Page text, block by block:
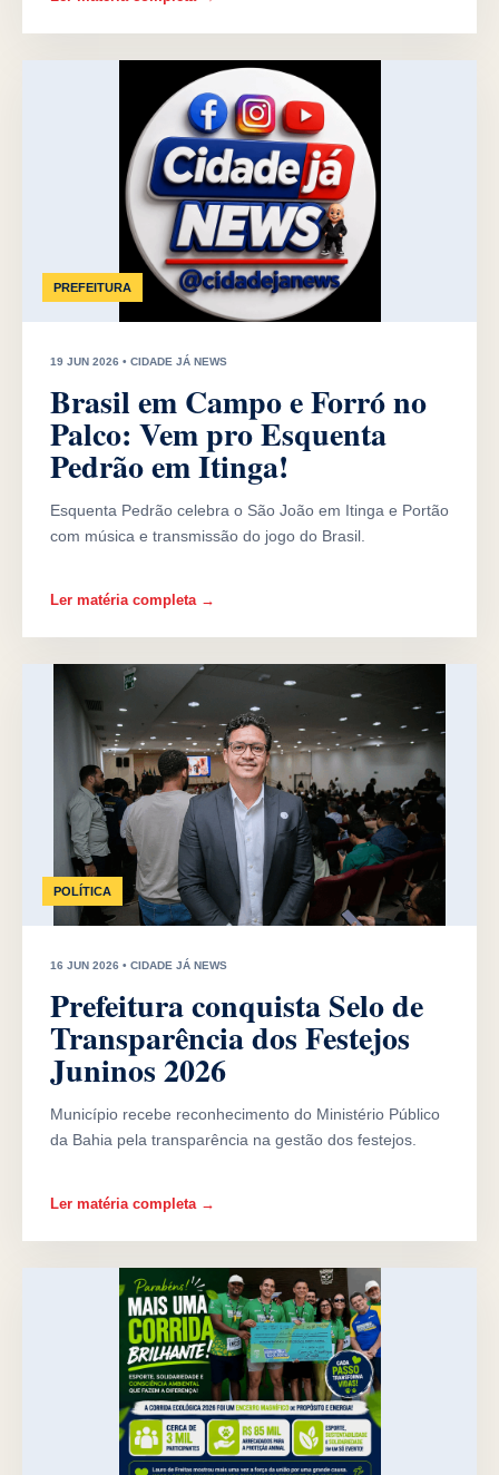
PREFEITURA
19 JUN 2026 • CIDADE JÁ NEWS
Brasil em Campo e Forró no
Palco: Vem pro Esquenta
Pedrão em Itinga!
Esquenta Pedrão celebra o São João em Itinga e Portão
com música e transmissão do jogo do Brasil.
Ler matéria completa →
POLÍTICA
16 JUN 2026 • CIDADE JÁ NEWS
Prefeitura conquista Selo de
Transparência dos Festejos
Juninos 2026
Município recebe reconhecimento do Ministério Público
da Bahia pela transparência na gestão dos festejos.
Ler matéria completa →